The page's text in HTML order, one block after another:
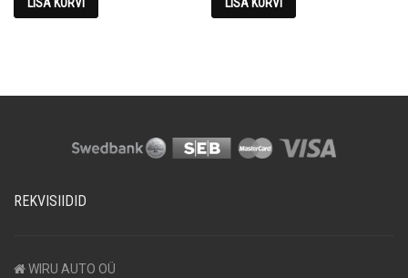
€137.90.
€89.90.
REKVISIIDID
WIRU AUTO OÜ